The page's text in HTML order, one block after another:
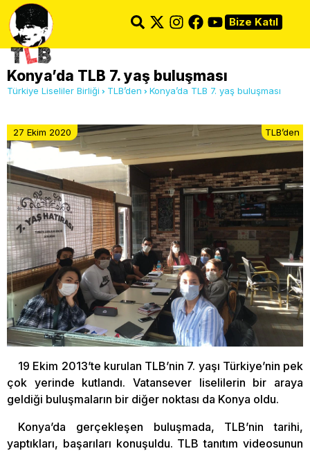
Bize Katıl
Konya’da TLB 7. yaş buluşması
Türkiye Liseliler Birliği TLB’den Konya’da TLB 7. yaş buluşması
27 Ekim 2020 TLB’den
19 Ekim 2013’te kurulan TLB’nin 7. yaşı Türkiye’nin pek
çok yerinde kutlandı. Vatansever liselilerin bir araya
geldiği buluşmaların bir diğer noktası da Konya oldu.
Konya’da gerçekleşen buluşmada, TLB’nin tarihi,
yaptıkları, başarıları konuşuldu. TLB tanıtım videosunun